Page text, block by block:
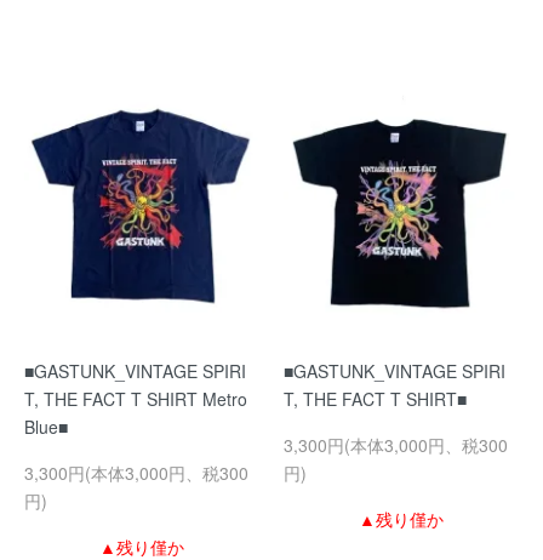
■GASTUNK_VINTAGE SPIRI
T, THE FACT T SHIRT Metro
Blue■
3,300円(本体3,000円、税300
円)
▲残り僅か
■GASTUNK_VINTAGE SPIRI
T, THE FACT T SHIRT■
3,300円(本体3,000円、税300
円)
▲残り僅か